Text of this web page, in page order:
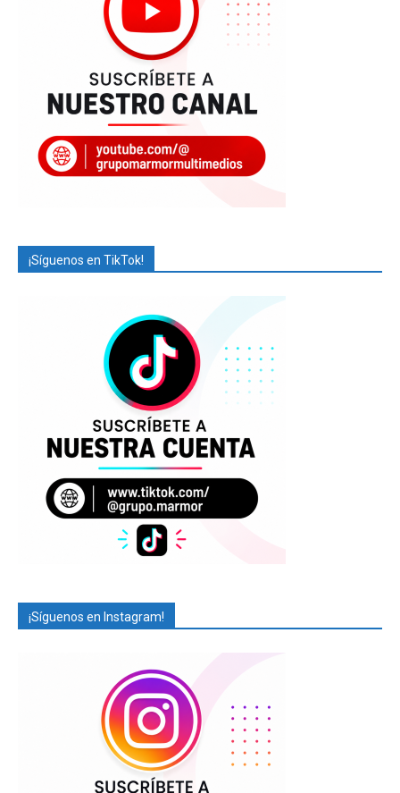
¡Síguenos en TikTok!
¡Síguenos en Instagram!